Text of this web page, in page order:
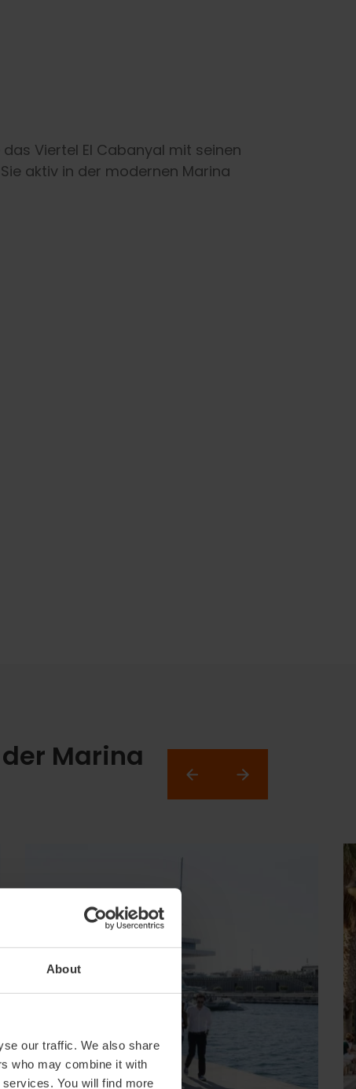
About
our traffic. We also share
who may combine it with
You will find more
Viertel El Cabanyal mit seinen
aktiv in der modernen Marina
Marina